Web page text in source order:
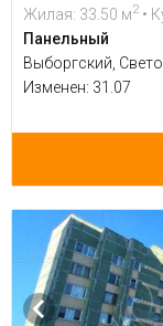
Жилая: 33.50 м2 •
Панельный
Выборгский,
Изменен: 31.07